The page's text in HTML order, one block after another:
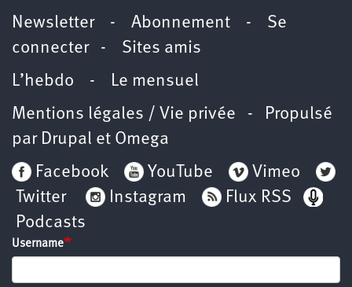
Newsletter- Abonnement - Se
connecter- Sites amis
L’hebdo -
Le mensuel
Mentions légales / Vie privée - Propulsé
par Drupal et Omega
Facebook
YouTube
Vimeo
Twitter
Instagram
Flux RSS
Podcasts
Username